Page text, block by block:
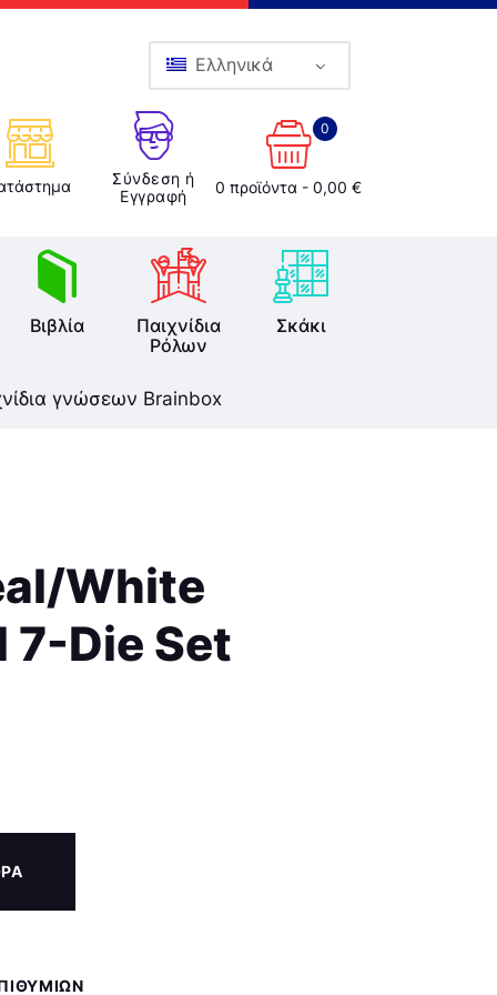
Ελληνικά
Σύνδεση ή
Εγγραφή
0 προϊόντα - 0,00 €
0
Βιβλία
Παιχνίδια
Ρόλων
Σκάκι
γνώσεων Brainbox
White
7-Die Set